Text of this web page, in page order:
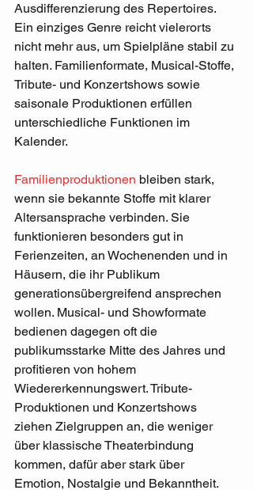
Ausdifferenzierung des Repertoires.
Ein einziges Genre reicht vielerorts
nicht mehr aus, um Spielpläne stabil zu
halten. Familienformate, Musical-Stoffe,
Tribute- und Konzertshows sowie
saisonale Produktionen erfüllen
unterschiedliche Funktionen im
Kalender.
Familienproduktionen bleiben stark,
wenn sie bekannte Stoffe mit klarer
Altersansprache verbinden. Sie
funktionieren besonders gut in
Ferienzeiten, an Wochenenden und in
Häusern, die ihr Publikum
generationsübergreifend ansprechen
wollen. Musical- und Showformate
bedienen dagegen oft die
publikumsstarke Mitte des Jahres und
profitieren von hohem
Wiedererkennungswert. Tribute-
Produktionen und Konzertshows
ziehen Zielgruppen an, die weniger
über klassische Theaterbindung
kommen, dafür aber stark über
Emotion, Nostalgie und Bekanntheit.